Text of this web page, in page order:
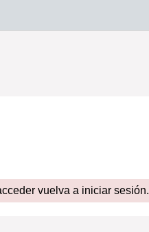
vuelva a iniciar sesión.